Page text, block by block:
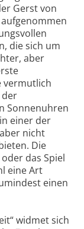
Gerst von
die sich um
aber
vermutlich
der
Sonnenuhren
einer der
nicht
Die
das Spiel
eine Art
einen
widmet sich